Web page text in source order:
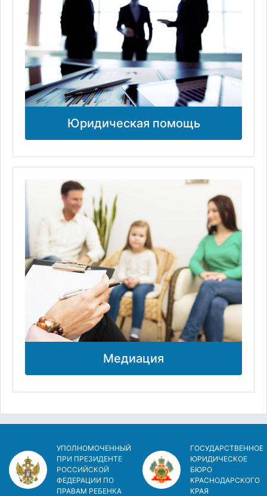
Юридическая помощь
Медиация
УПОЛНОМОЧЕННЫЙ
ПРИ ПРЕЗИДЕНТЕ
РОССИЙСКОЙ
ФЕДЕРАЦИИ ПО
ПРАВАМ РЕБЕНКА
ГОСУДАРСТВЕННОЕ
ЮРИДИЧЕСКОЕ
БЮРО
КРАСНОДАРСКОГО
КРАЯ